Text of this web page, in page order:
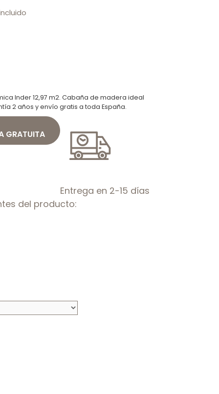
Inder 12,97 m2. Cabaña de madera ideal
2 años y envío gratis a toda España.
GRATUITA
Entrega en 2-15 días
del producto: